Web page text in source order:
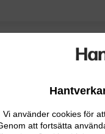
Vi använder cookies för
att fortsätta